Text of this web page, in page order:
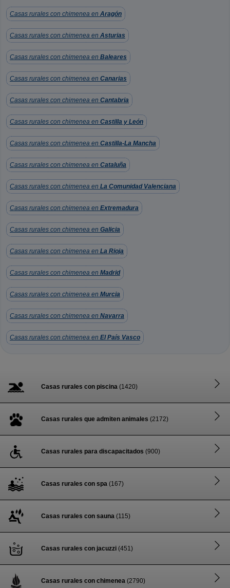
Casas rurales con chimenea en Aragón
Casas rurales con chimenea en Asturias
Casas rurales con chimenea en Baleares
Casas rurales con chimenea en Canarias
Casas rurales con chimenea en Cantabria
Casas rurales con chimenea en Castilla y León
Casas rurales con chimenea en Castilla-La Mancha
Casas rurales con chimenea en Cataluña
Casas rurales con chimenea en La Comunidad Valenciana
Casas rurales con chimenea en Extremadura
Casas rurales con chimenea en Galicia
Casas rurales con chimenea en La Rioja
Casas rurales con chimenea en Madrid
Casas rurales con chimenea en Murcia
Casas rurales con chimenea en Navarra
Casas rurales con chimenea en El País Vasco
Casas rurales con piscina (1420)
Casas rurales que admiten animales (2172)
Casas rurales para discapacitados (900)
Casas rurales con spa (167)
Casas rurales con sauna (115)
Casas rurales con jacuzzi (451)
Casas rurales con chimenea (2790)